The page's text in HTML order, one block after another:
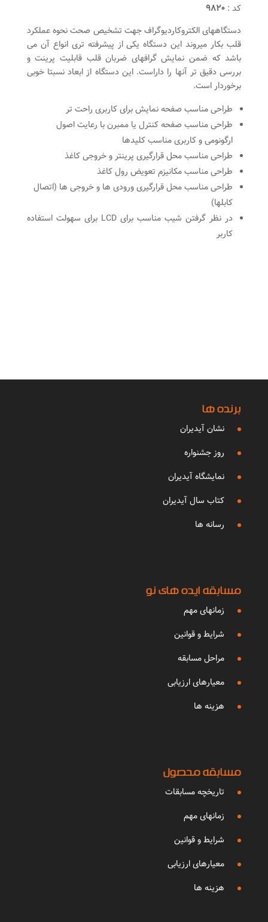
کد : ۹۸۲۰
دستگاههای الکتروکاردیوگراف جهت تشخیص صحت نحوه عملکرد
قلب بکار میروند این دستگاه یکی از پیشرفته تری انواع آن می
باشد که ضمن نمایش گرافهای ضربان قلب قابلیت پرینت و
بررسی دقیق تر آنها را داراست. این دستگاه از ابعاد نسبتا خوبی
برخوردار است.
طراحی مناسب صفحه نمایش برای کاربری راحت تر
طراحی مناسب صفحه کنترل یا ممبرن با رعایت اصول
ارگونومی و کاربری مناسب کلیدها
طراحی مناسب محل قرارگیری پرینتر و خروجی کاغذ
طراحی مناسب مکانیزم تعویض رول کاغذ
طراحی مناسب محل قرارگیری ورودی ها و خروجی ها (اتصال
کابلها)
در نظر گرفتن شیب مناسب برای LCD برای سهولت استفاده
کاربر
برنده ها
نشان آیدیران
روز جشنواره
نمایشگاه آیدیران
کتاب سال آیدیران
رسانه ها
مسابقه ایده های نو
زمانهای مهم
شرایط و قوانین
مراحل مسابقه
معیارهای ارزیابی
هزینه ها
مسابقه محصول
تاریخچه مسابقات
زمانهای مهم
شرایط و قوانین
معیارهای ارزیابی
هزینه ها